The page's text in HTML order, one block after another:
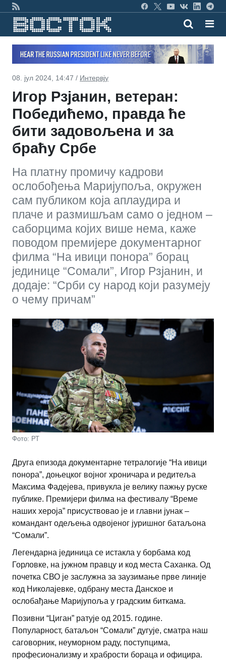
08. јул 2024, 14:47 / Интервју
Игор Рзјанин, ветеран:
Победићемо, правда ће
бити задовољена и за
браћу Србе
На платну промичу кадрови
ослобођења Маријупоља, окружен
сам публиком која аплаудира и
плаче и размишљам само о једном –
саборцима којих више нема, каже
поводом премијере документарног
филма “На ивици понора” борац
јединице “Сомали”, Игор Рзјанин, и
додаје: “Срби су народ који разумеју
о чему причам”
Фото: РТ
Друга епизода документарне тетралогије “На ивици
понора”, доњецког војног хроничара и редитеља
Максима Фадејева, привукла је велику пажњу руске
публике. Премијери филма на фестивалу “Време
наших хероја” присуствовао је и главни јунак –
командант одељења одвојеног јуришног батаљона
“Сомали”.
Легендарна јединица се истакла у борбама код
Горловке, на јужном правцу и код места Саханка. Од
почетка СВО је заслужна за заузимање прве линије
код Николајевке, одбрану места Данское и
ослобађање Маријупоља у градским биткама.
Позивни “Циган” ратује од 2015. године.
Популарност, батаљон “Сомали” дугује, сматра наш
саговорник, неуморном раду, поступцима,
професионализму и храбрости бораца и официра.